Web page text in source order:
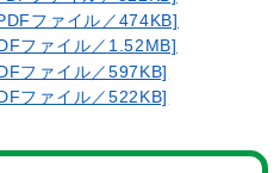
ファイル／474KB]
ファイル／1.52MB]
ファイル／597KB]
ファイル／522KB]